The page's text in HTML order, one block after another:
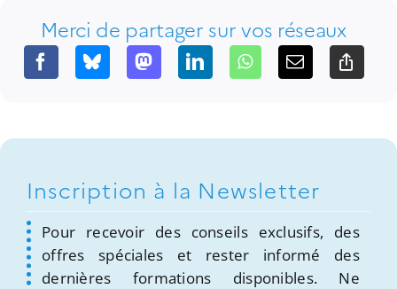
Merci de partager sur vos réseaux
Inscription à la Newsletter
Pour recevoir des conseils exclusifs, des
offres spéciales et rester informé des
dernières formations disponibles. Ne